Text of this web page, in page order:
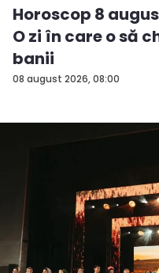
08 august 2026, 08:00
Horoscop 8
O zi în care o să
banii